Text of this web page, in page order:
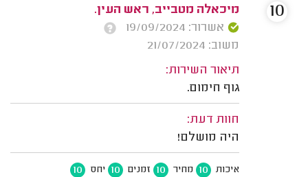
מיכאלה מטבייב, ראש העין.
אשרור: 19/09/2024
משוב: 21/07/2024
תיאור השירות:
גוף חימום.
חוות דעת:
היה מושלם!
איכות 10 מחיר 10 זמנים 10 יחס 10
10